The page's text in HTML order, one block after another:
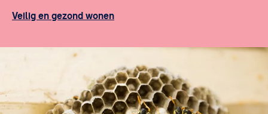
Veilig en gezond wonen